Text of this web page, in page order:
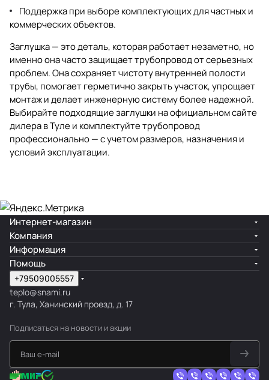
Поддержка при выборе комплектующих для частных и
коммерческих объектов.
Заглушка — это деталь, которая работает незаметно, но
именно она часто защищает трубопровод от серьезных
проблем. Она сохраняет чистоту внутренней полости
трубы, помогает герметично закрыть участок, упрощает
монтаж и делает инженерную систему более надежной.
Выбирайте подходящие заглушки на официальном сайте
дилера в Туле и комплектуйте трубопровод
профессионально — с учетом размеров, назначения и
условий эксплуатации.
Интернет-магазин
Компания
Информация
Помощь
+79509005557
teplo@snami.ru
г. Тула, Ханинский проезд, д. 17
Подписаться на новости и акции